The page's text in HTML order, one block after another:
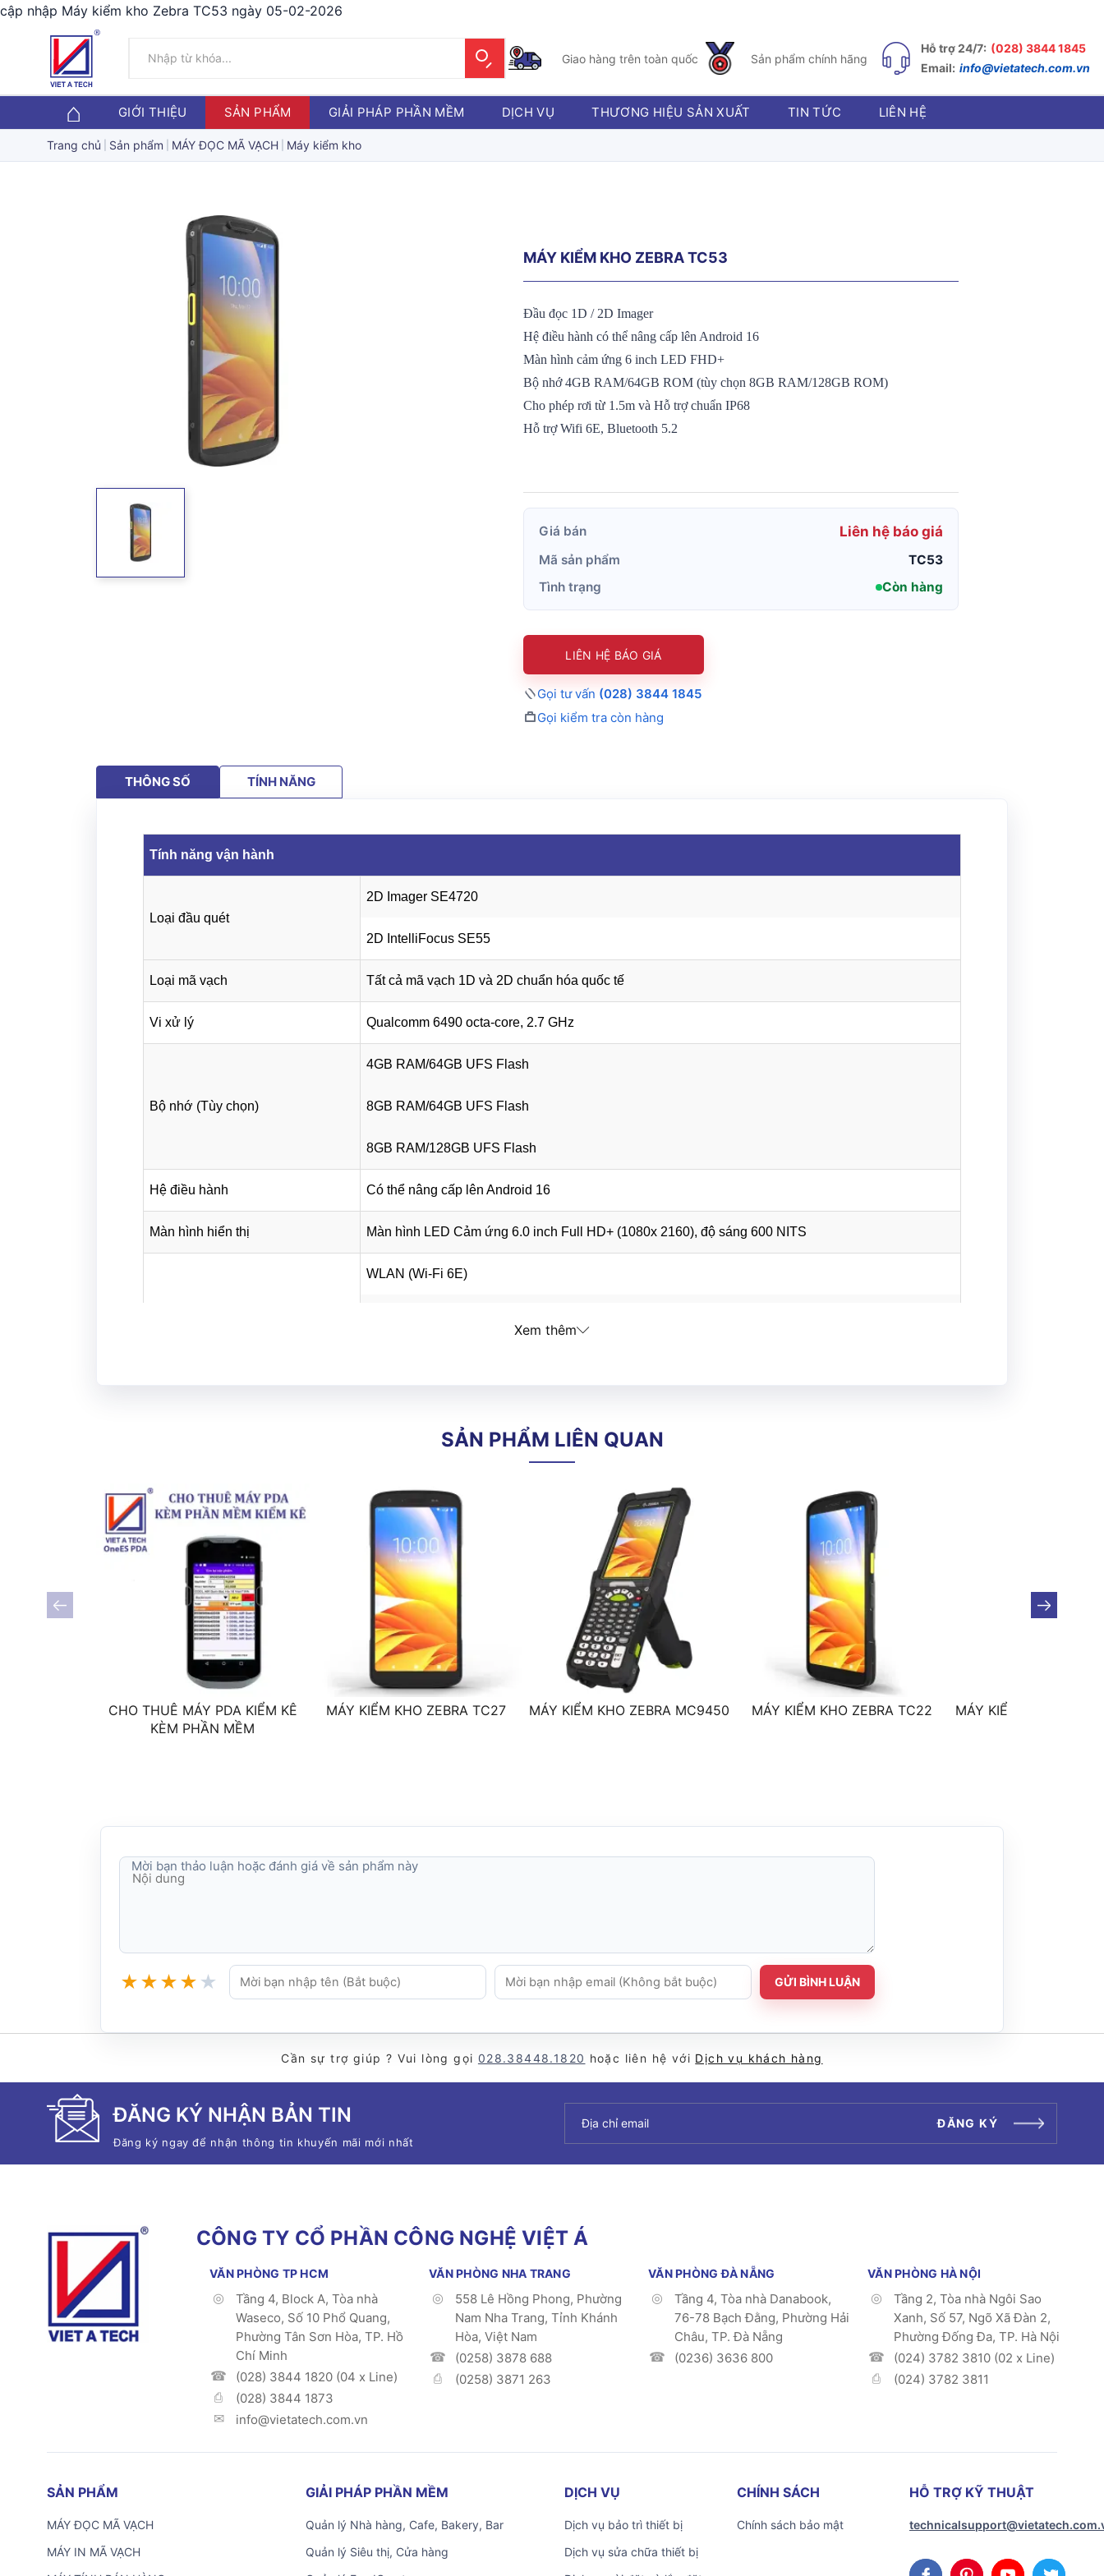
cập nhập Máy kiểm kho Zebra TC53 ngày 05-02-2026
Giao hàng trên toàn quốc Sản phẩm chính hãng
Hỗ trợ 24/7: (028) 3844 1845
Email: info@vietatech.com.vn
GIỚI THIỆU SẢN PHẨM GIẢI PHÁP PHẦN MỀM DỊCH VỤ THƯƠNG HIỆU SẢN XUẤT TIN TỨC LIÊN HỆ
Trang chủ Sản phẩm MÁY ĐỌC MÃ VẠCH Máy kiểm kho
MÁY KIỂM KHO ZEBRA TC53
Đầu đọc 1D / 2D Imager
Hệ điều hành có thể nâng cấp lên Android 16
Màn hình cảm ứng 6 inch LED FHD+
Bộ nhớ 4GB RAM/64GB ROM (tùy chọn 8GB RAM/128GB ROM)
Cho phép rơi từ 1.5m và Hỗ trợ chuẩn IP68
Hỗ trợ Wifi 6E, Bluetooth 5.2
Giá bán Liên hệ báo giá
Mã sản phẩm
TC53
Tình trạng
Còn hàng
LIÊN HỆ BÁO GIÁ
Gọi tư vấn (028) 3844 1845
Gọi kiểm tra còn hàng
THÔNG SỐ TÍNH NĂNG
Tính năng vận hành
Loại đầu quét
2D Imager SE4720
2D IntelliFocus SE55
Loại mã vạch Tất cả mã vạch 1D và 2D chuẩn hóa quốc tế
Vi xử lý Qualcomm 6490 octa-core, 2.7 GHz
Bộ nhớ (Tùy chọn)
4GB RAM/64GB UFS Flash
8GB RAM/64GB UFS Flash
8GB RAM/128GB UFS Flash
Hệ điều hành Có thể nâng cấp lên Android 16
Màn hình hiển thị Màn hình LED Cảm ứng 6.0 inch Full HD+ (1080x 2160), độ sáng 600 NITS
WLAN (Wi-Fi 6E)
Pin sạc Li-Ion 4,680 mAh
Camera
Camera sau: 16MP Autofocus
Camera trước: 8MP
Tính năng khác
• Battery Hot Swap
• Sensor: Light sensor, Proximity sensor, Motion sensor (Accelerometer, G-sensor), E-compass
(Magnetometer), Gyroscope
• Gun Reader: UHF via Snap on
Tính năng môi trường
Độ bền Cho phép rơi từ độ cao 1.5m
Xem thêm
SẢN PHẨM LIÊN QUAN
CHO THUÊ MÁY PDA KIỂM KÊ
KÈM PHẦN MỀM
MÁY KIỂM KHO ZEBRA TC27 MÁY KIỂM KHO ZEBRA MC9450 MÁY KIỂM KHO ZEBRA TC22 MÁY KIỂM KHO
★★★★ ★ GỬI BÌNH LUẬN
Mời bạn thảo luận hoặc đánh giá về sản phẩm này
Cần sự trợ giúp ? Vui lòng gọi 028.38448.1820 hoặc liên hệ với Dịch vụ khách hàng
ĐĂNG KÝ NHẬN BẢN TIN
Đăng ký ngay để nhận thông tin khuyến mãi mới nhất
ĐĂNG KÝ
CÔNG TY CỔ PHẦN CÔNG NGHỆ VIỆT Á
VĂN PHÒNG TP HCM
Tầng 4, Block A, Tòa nhà
Waseco, Số 10 Phổ Quang,
Phường Tân Sơn Hòa, TP. Hồ
Chí Minh
(028) 3844 1820 (04 x Line)
(028) 3844 1873
info@vietatech.com.vn
VĂN PHÒNG NHA TRANG
558 Lê Hồng Phong, Phường
Nam Nha Trang, Tỉnh Khánh
Hòa, Việt Nam
(0258) 3878 688
(0258) 3871 263
VĂN PHÒNG ĐÀ NẴNG
Tầng 4, Tòa nhà Danabook,
76-78 Bạch Đằng, Phường Hải
Châu, TP. Đà Nẵng
(0236) 3636 800
VĂN PHÒNG HÀ NỘI
Tầng 2, Tòa nhà Ngôi Sao
Xanh, Số 57, Ngõ Xã Đàn 2,
Phường Đống Đa, TP. Hà Nội
(024) 3782 3810 (02 x Line)
(024) 3782 3811
SẢN PHẨM
MÁY ĐỌC MÃ VẠCH
MÁY IN MÃ VẠCH
GIẢI PHÁP PHẦN MỀM
Quản lý Nhà hàng, Cafe, Bakery, Bar
Quản lý Siêu thị, Cửa hàng
DỊCH VỤ
Dịch vụ bảo trì thiết bị
Dịch vụ sửa chữa thiết bị
CHÍNH SÁCH
Chính sách bảo mật
HỖ TRỢ KỸ THUẬT